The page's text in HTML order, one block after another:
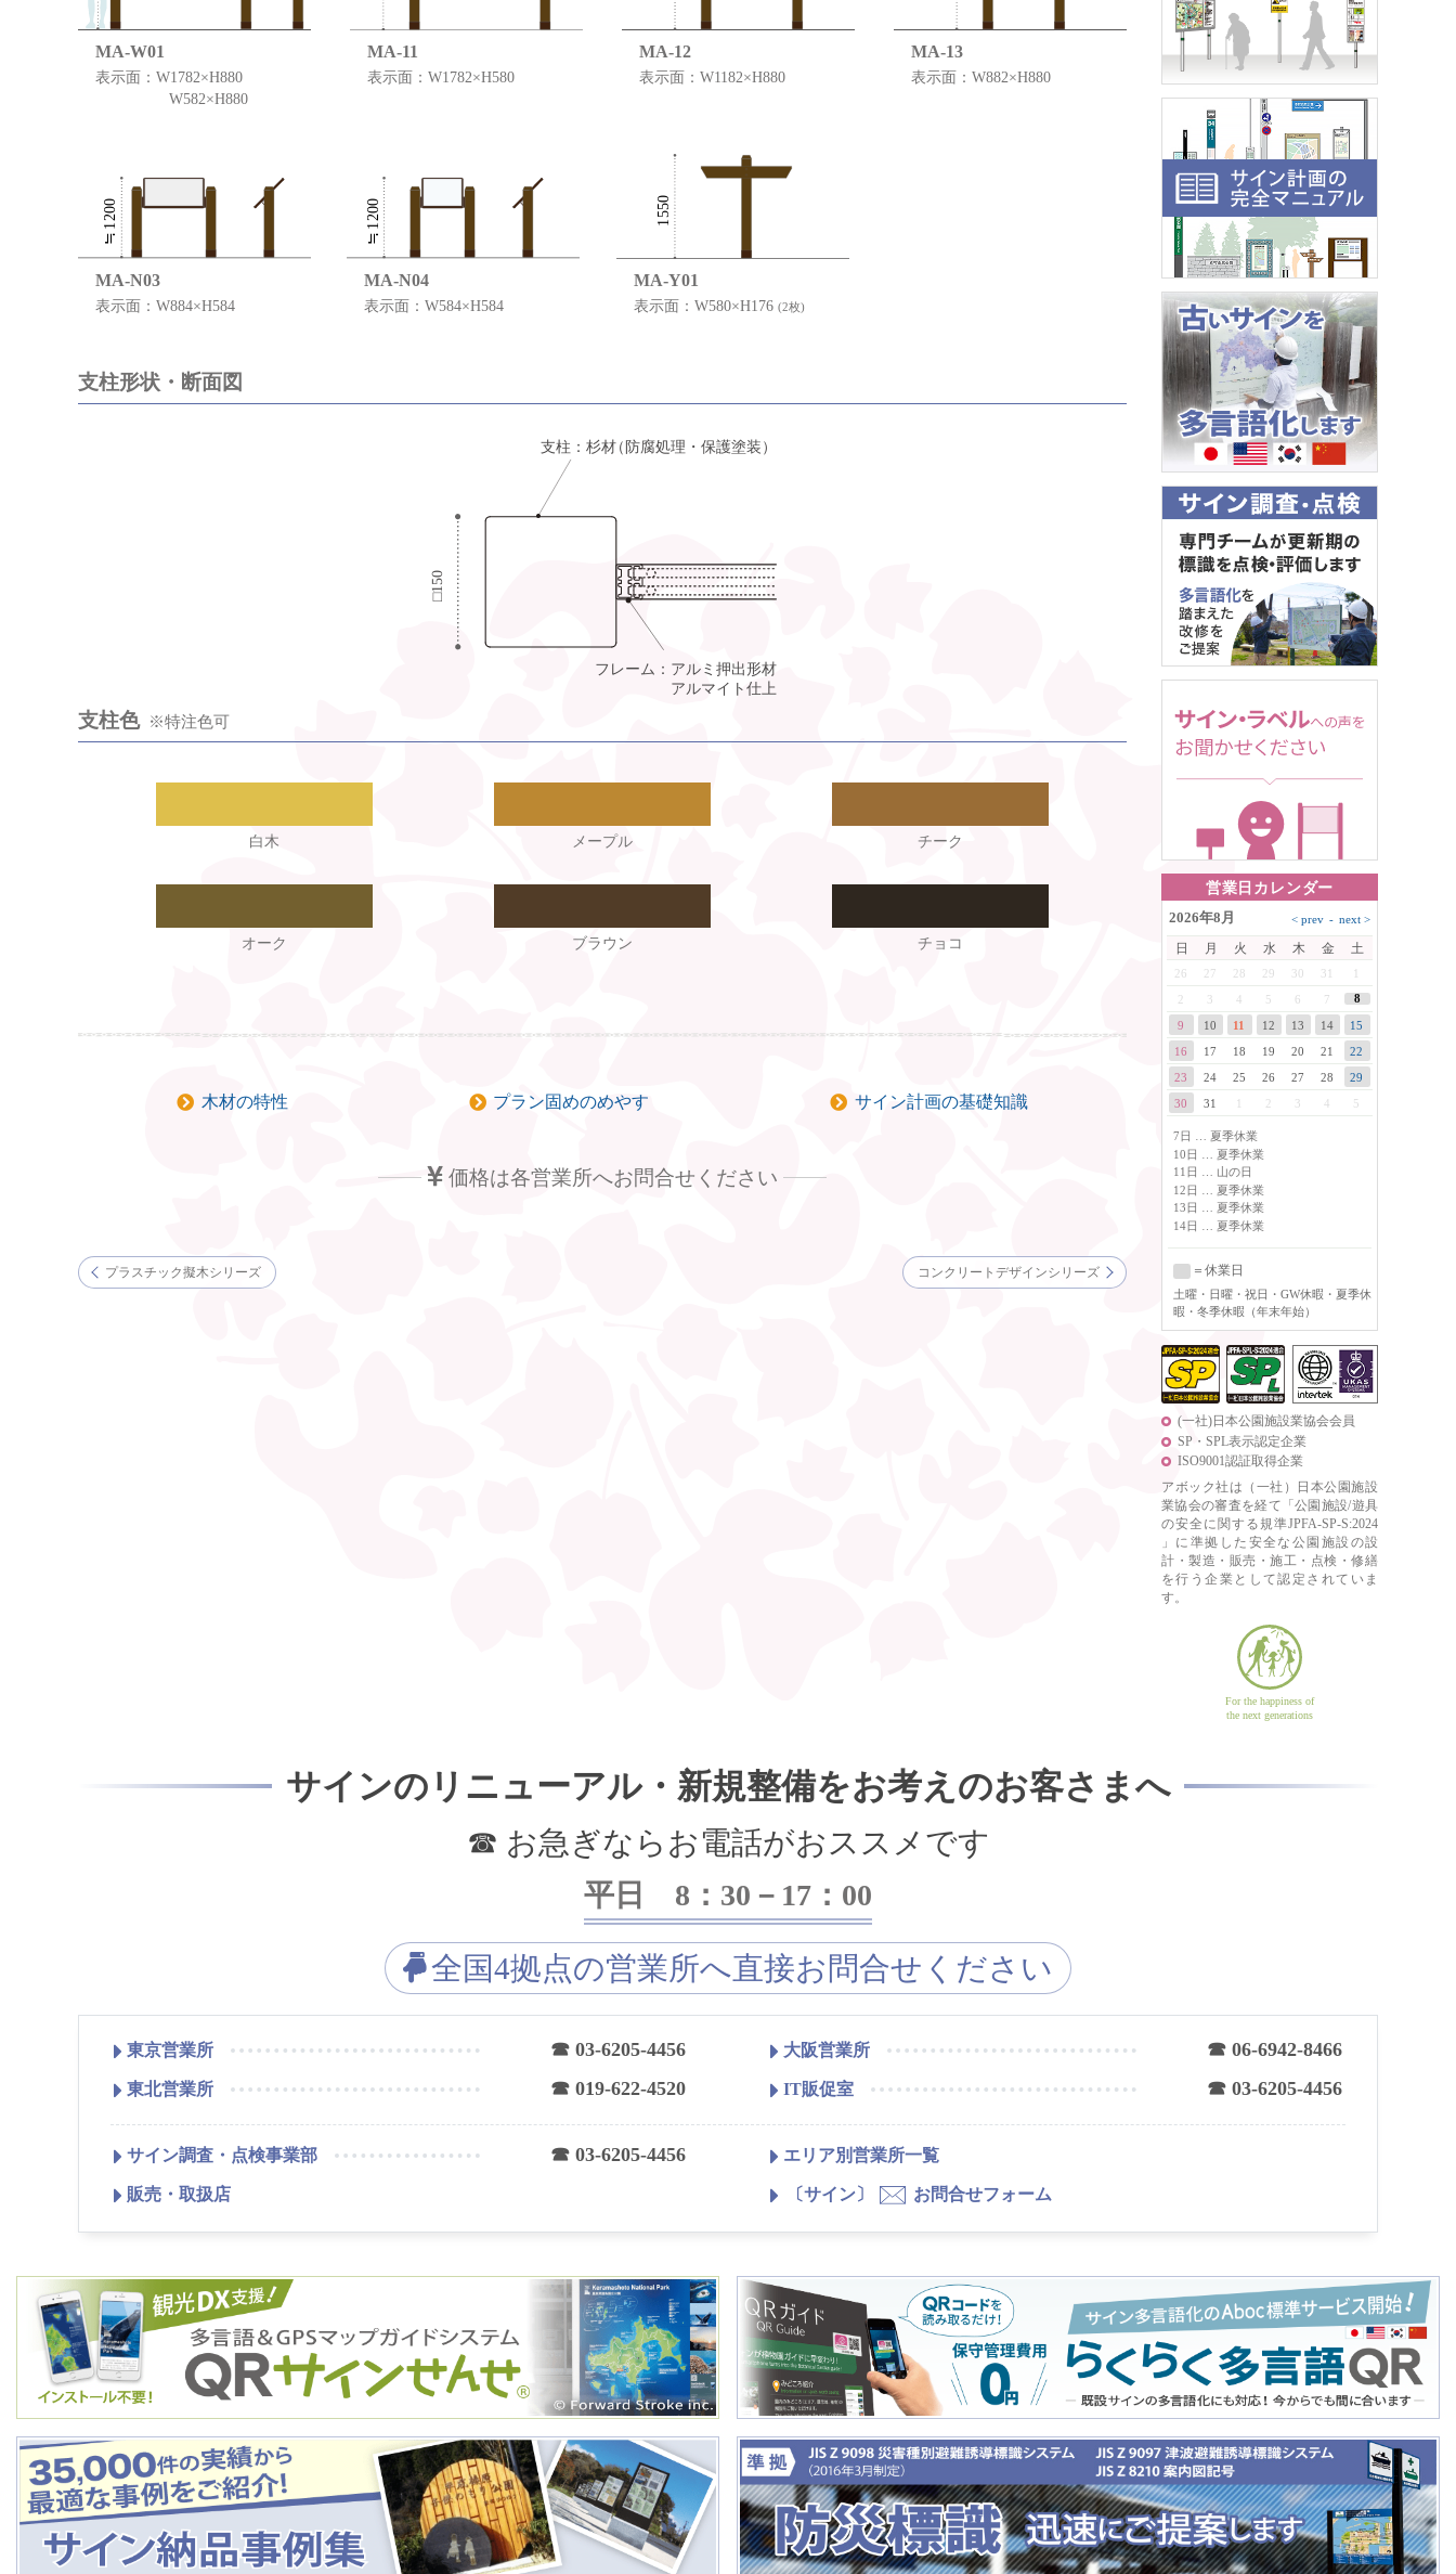
MA-W01
表示面：W1782×H880
W582×H880
MA-11
表示面：W1782×H580
MA-12
表示面：W1182×H880
MA-13
表示面：W882×H880
MA-N03
表示面：W884×H584
MA-N04
表示面：W584×H584
MA-Y01
表示面：W580×H176 (2枚)
支柱形状・断面図
支柱色 ※特注色可
白木 メープル チーク
オーク ブラウン チョコ
木材の特性 プラン固めのめやす サイン計画の基礎知識
価格は各営業所へお問合せください
プラスチック擬木シリーズ コンクリートデザインシリーズ
営業日カレンダー
2026年8月
日 月 火 水 木 金 土
26 27 28 29 30 31
1
3 4 5 6 7 8
9 10 11 12 13 14
15
16
17 18 19 20 21
22
23
24 25 26 27 28
29
30
31 1 3 4 5
7日 … 夏季休業
10日 … 夏季休業
11日 … 山の日
12日 … 夏季休業
13日 … 夏季休業
14日 … 夏季休業
＝休業日
土曜・日曜・祝日・GW休暇・夏季休
暇・冬季休暇（年末年始）
(一社)日本公園施設業協会会員
SP・SPL表示認定企業
ISO9001認証取得企業
アボック社は（一社）日本公園施設
業協会の審査を経て「公園施設/遊具
の安全に関する規準JPFA-SP-S:2024
」に準拠した安全な公園施設の設
計・製造・販売・施工・点検・修繕
を行う企業として認定されていま
す。
For the happiness of
the next generations
サインのリニューアル・新規整備をお考えのお客さまへ
☎ お急ぎならお電話がおススメです
平日 8：30－17：00
全国4拠点の営業所へ直接お問合せください
東京営業所 ☎ 03-6205-4456 大阪営業所 ☎ 06-6942-8466
東北営業所 ☎ 019-622-4520 IT販促室 ☎ 03-6205-4456
サイン調査・点検事業部 ☎ 03-6205-4456 エリア別営業所一覧
販売・取扱店 〔サイン〕 お問合せフォーム